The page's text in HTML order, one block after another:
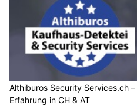
Althiburos Security Services.ch
Erfahrung in CH & AT